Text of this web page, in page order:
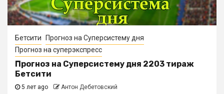
Бетсити
Прогноз на Суперсистему дня
Прогноз на суперэкспресс
Прогноз на Суперсистему дня 2203 тираж
Бетсити
5 лет ago Антон Дебетовский